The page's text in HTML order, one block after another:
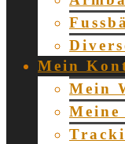
Mein
Mein
Meine